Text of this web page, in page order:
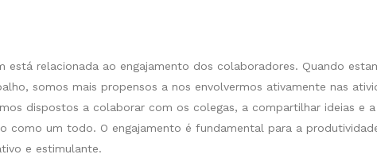
relacionada ao engajamento dos colaboradores. Quando
somos mais propensos a nos envolvermos ativamente nas
dispostos a colaborar com os colegas, a compartilhar ideias e a
como um todo. O engajamento é fundamental para a
e estimulante.